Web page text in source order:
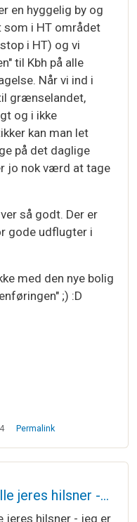
en hyggelig by og
som i HT området
i HT) og vi
til Kbh på alle
Når vi ind i
grænselandet,
og i ikke
kan man let
på det daglige
jo nok værd at tage
så godt. Der er
gode udflugter i
med den nye bolig
;) :D
Permalink
jeres hilsner -…
jeres hilsner - jeg er